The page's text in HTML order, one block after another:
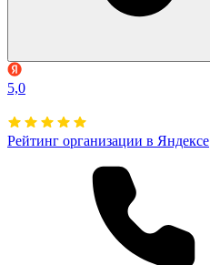
5,0
Рейтинг организации в Яндексе